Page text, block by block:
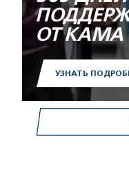
ОТ KAMA
УЗНАТЬ